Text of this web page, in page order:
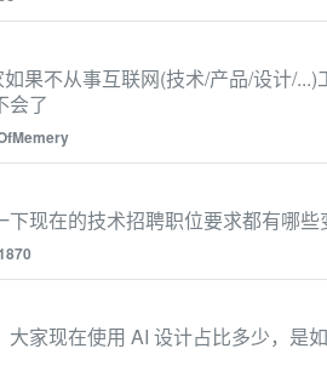
果不从事互联网(技术/产品/设计/...)
会了
下现在的技术招聘职位要求都有哪些
家现在使用 AI 设计占比多少，是